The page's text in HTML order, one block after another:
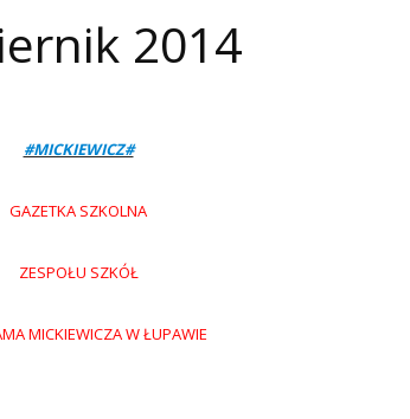
2014
#MICKIEWICZ#
GAZETKA SZKOLNA
ZESPOŁU SZKÓŁ
MICKIEWICZA W ŁUPAWIE